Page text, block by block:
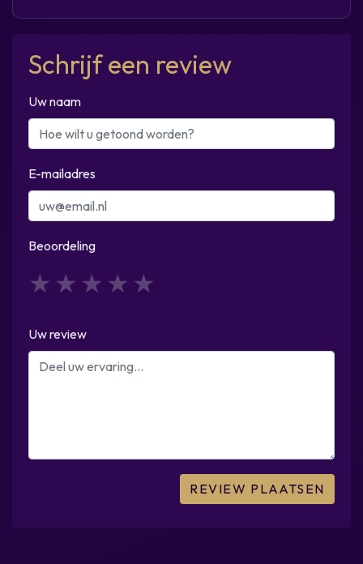
Schrijf een review
Uw naam
E-mailadres
Beoordeling
4
3
2
1
Uw review